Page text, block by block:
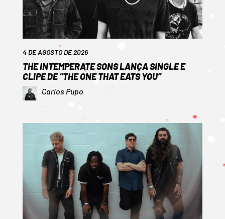
4 DE AGOSTO DE 2026
THE INTEMPERATE SONS LANÇA SINGLE E
CLIPE DE “THE ONE THAT EATS YOU”
Carlos Pupo